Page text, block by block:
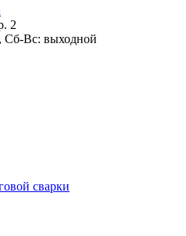
2
Сб-Вс: выходной
сварки